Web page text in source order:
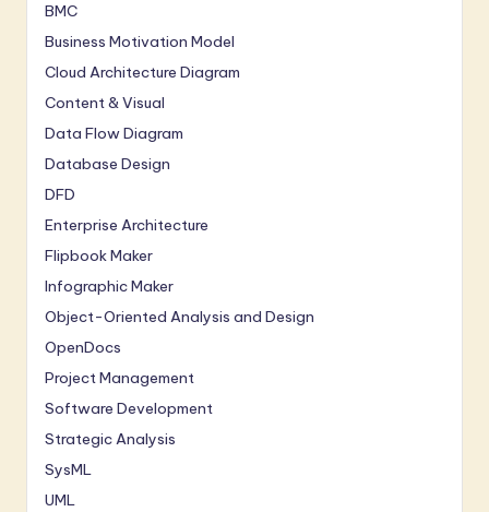
BMC
Business Motivation Model
Cloud Architecture Diagram
Content & Visual
Data Flow Diagram
Database Design
DFD
Enterprise Architecture
Flipbook Maker
Infographic Maker
Object-Oriented Analysis and Design
OpenDocs
Project Management
Software Development
Strategic Analysis
SysML
UML